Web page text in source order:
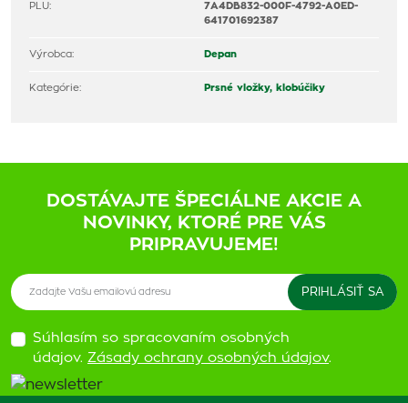
PLU:
7A4DB832-000F-4792-A0ED-
641701692387
Výrobca: Depan
Kategórie: Prsné vložky, klobúčiky
DOSTÁVAJTE ŠPECIÁLNE AKCIE A
NOVINKY, KTORÉ PRE VÁS
PRIPRAVUJEME!
Súhlasím so spracovaním osobných
údajov. Zásady ochrany osobných údajov.